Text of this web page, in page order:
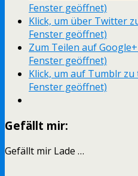
Fenster geöffnet)
Klick, um über Twitter
Fenster geöffnet)
Zum Teilen auf
Fenster geöffnet)
Klick, um auf Tumblr
Fenster geöffnet)
Gefällt mir:
Gefällt mir Lade …